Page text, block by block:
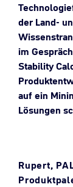
der Land-
im
Stability
auf ein
Lösungen
Rupert,